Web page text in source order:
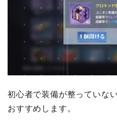
初心者で装備が整っていな
おすすめします。